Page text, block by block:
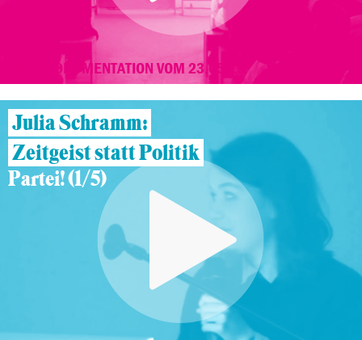
VIDEODOKUMENTATION VOM 23.05.15
Julia Schramm:
Zeitgeist statt Politik
Partei! (1/5)